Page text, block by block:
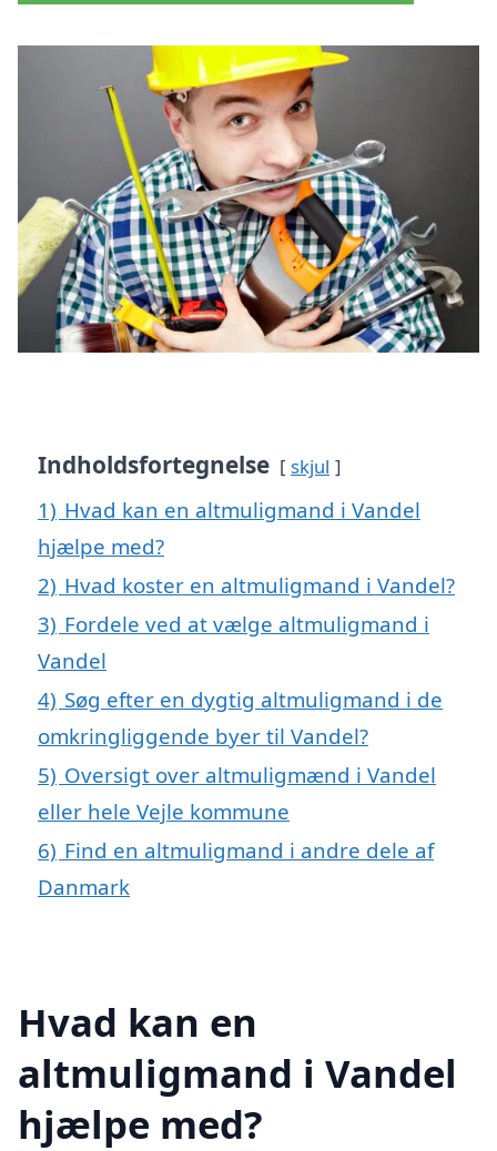
Indholdsfortegnelse skjul
1) Hvad kan en altmuligmand i Vandel
hjælpe med?
2) Hvad koster en altmuligmand i Vandel?
3) Fordele ved at vælge altmuligmand i
Vandel
4) Søg efter en dygtig altmuligmand i de
omkringliggende byer til Vandel?
5) Oversigt over altmuligmænd i Vandel
eller hele Vejle kommune
6) Find en altmuligmand i andre dele af
Danmark
Hvad kan en
altmuligmand i Vandel
hjælpe med?